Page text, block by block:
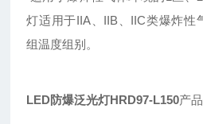
灯适用于IIA、IIB、IIC类爆炸性
组温度组别。
LED防爆泛光灯HRD97-L150产